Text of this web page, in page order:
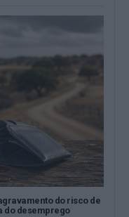
do risco de
do desemprego